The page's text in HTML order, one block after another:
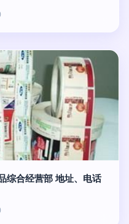
综合经营部 地址、电话